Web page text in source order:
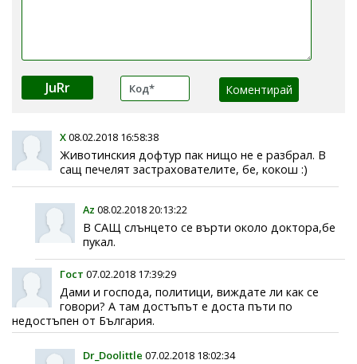
JuRr
Х08.02.2018 16:58:38
Животинския дофтур пак нищо не е разбрал. В
сащ печелят застрахователите, бе, кокош :)
Az 08.02.2018 20:13:22
В САЩ слънцето се върти около доктора,бе
пукал.
Гост 07.02.2018 17:39:29
Дами и господа, политици, виждате ли как се
говори? А там достъпът е доста пъти по
недостъпен от България.
Dr_Doolittle 07.02.2018 18:02:34